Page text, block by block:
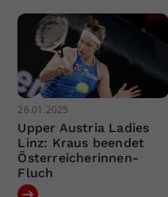
26.01.2025
Upper Austria Ladies
Linz: Kraus beendet
Österreicherinnen-
Fluch